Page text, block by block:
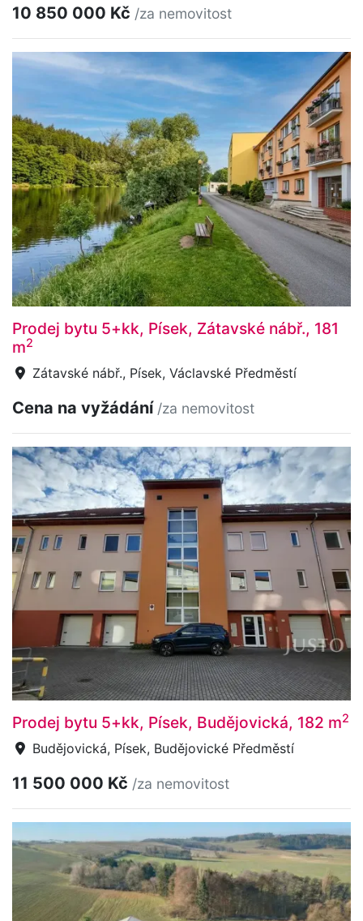
10 850 000 Kč /za nemovitost
Prodej bytu 5+kk, Písek, Zátavské nábř., 181
m2
Zátavské nábř., Písek, Václavské Předměstí
Cena na vyžádání /za nemovitost
Prodej bytu 5+kk, Písek, Budějovická, 182 m2
Budějovická, Písek, Budějovické Předměstí
11 500 000 Kč /za nemovitost